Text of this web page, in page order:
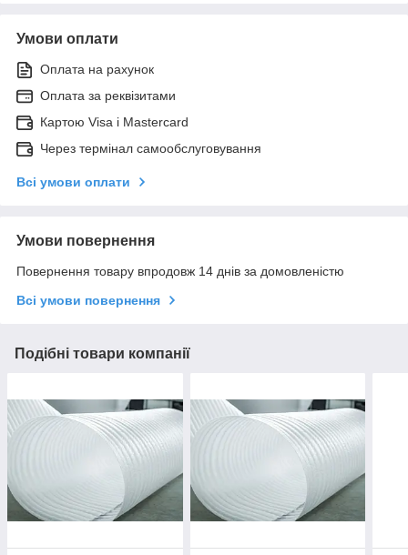
Умови оплати
Оплата на рахунок
Оплата за реквізитами
Картою Visa і Mastercard
Через термінал самообслуговування
Всі умови оплати
Умови повернення
Повернення товару впродовж 14 днів за домовленістю
Всі умови повернення
Подібні товари компанії